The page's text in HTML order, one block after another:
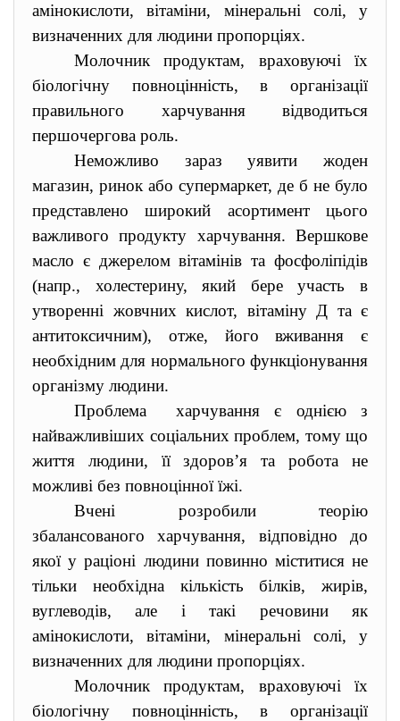
амінокислоти, вітаміни, мінеральні солі, у
визначенних для людини пропорціях.
Молочник продуктам, враховуючі їх
біологічну повноцінність, в організації
правильного харчування відводиться
першочергова роль.
Неможливо зараз уявити жоден
магазин, ринок або супермаркет, де б не було
представлено широкий асортимент цього
важливого продукту харчування. Вершкове
масло є джерелом вітамінів та фосфоліпідів
(напр., холестерину, який бере участь в
утворенні жовчних кислот, вітаміну Д та є
антитоксичним), отже, його вживання є
необхідним для нормального функціонування
організму людини.
Проблема харчування є однією з
найважливіших соціальних проблем, тому що
життя людини, її здоров’я та робота не
можливі без повноцінної їжі.
Вчені розробили теорію
збалансованого харчування, відповідно до
якої у раціоні людини повинно міститися не
тільки необхідна кількість білків, жирів,
вуглеводів, але і такі речовини як
амінокислоти, вітаміни, мінеральні солі, у
визначенних для людини пропорціях.
Молочник продуктам, враховуючі їх
біологічну повноцінність, в організації